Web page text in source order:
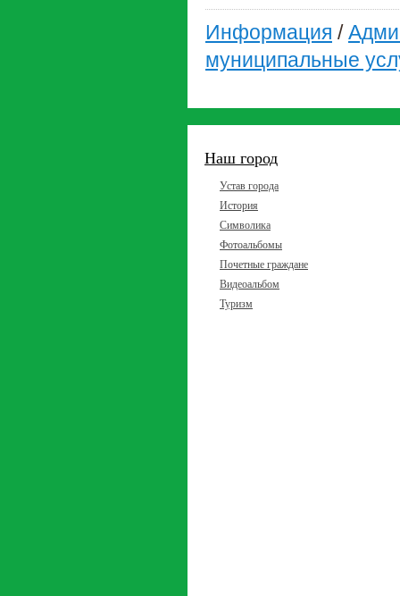
Информация /
муниципальные
Наш город
Устав города
История
Символика
Фотоальбомы
Почетные граждане
Видеоальбом
Туризм